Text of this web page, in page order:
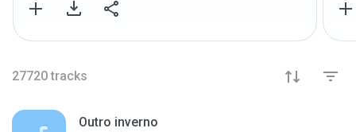
27720 tracks
Outro inverno